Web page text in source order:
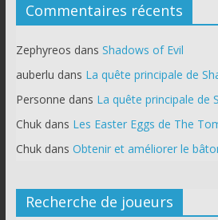
Commentaires récents
Zephyreos dans Shadows of Evil
auberlu dans La quête principale de
Personne dans La quête principale de
Chukdans Les Easter Eggs de The
Chukdans Obtenir et améliorer le
Recherche de joueurs